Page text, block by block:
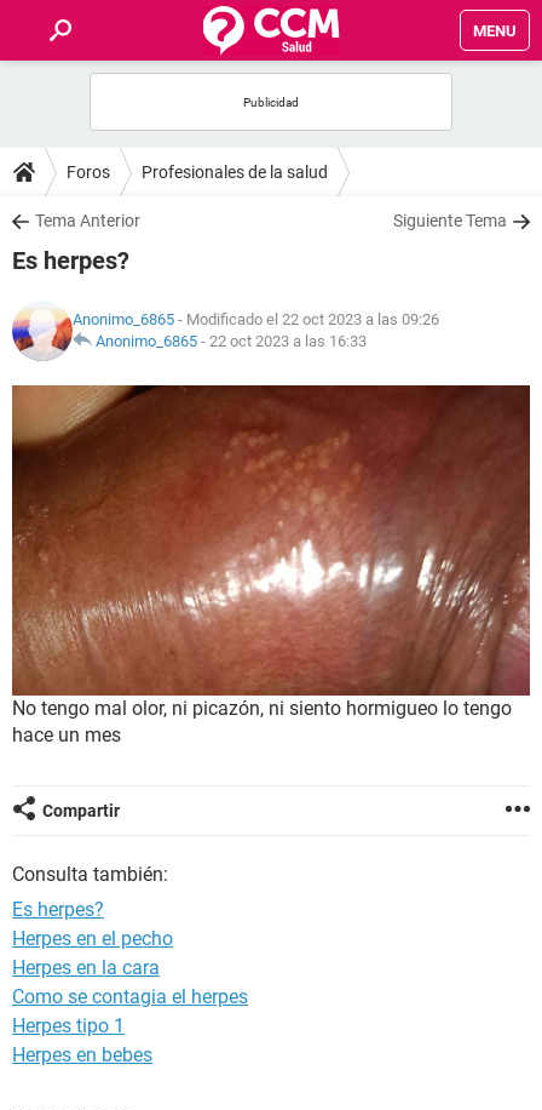
MENU
FOROS
SALUD
NUTRICIÓN
BIENESTAR
SEXUALIDAD
GLOSARIO
Foros Profesionales de la salud
Tema Anterior Siguiente Tema
Es herpes?
Anonimo_6865 - Modificado el 22 oct 2023 a las 09:26
Anonimo_6865 - 22 oct 2023 a las 16:33
No tengo mal olor, ni picazón, ni siento hormigueo lo tengo
hace un mes
Compartir
Consulta también:
Es herpes?
Herpes en el pecho
Herpes en la cara
Como se contagia el herpes
Herpes tipo 1
Herpes en bebes